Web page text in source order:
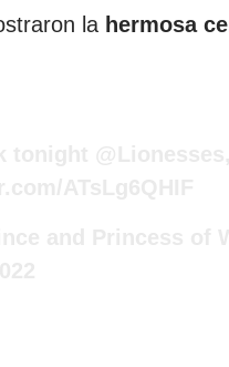
la hermosa